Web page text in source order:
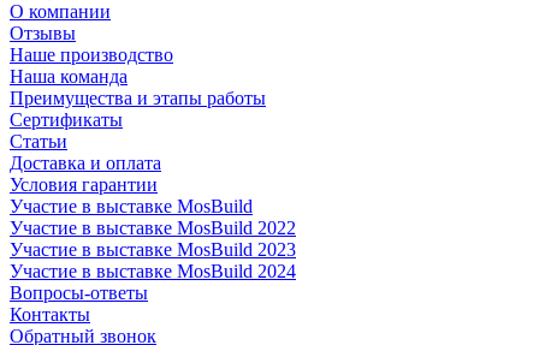
О компании
Отзывы
Наше производство
Наша команда
Преимущества и этапы работы
Сертификаты
Статьи
Доставка и оплата
Условия гарантии
Участие в выставке MosBuild
Участие в выставке MosBuild 2022
Участие в выставке MosBuild 2023
Участие в выставке MosBuild 2024
Вопросы-ответы
Контакты
Обратный звонок